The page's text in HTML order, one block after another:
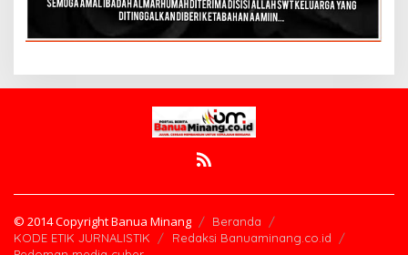
© 2014 Copyright Banua Minang
Beranda
KODE ETIK JURNALISTIK
Redaksi Banuaminang.co.id